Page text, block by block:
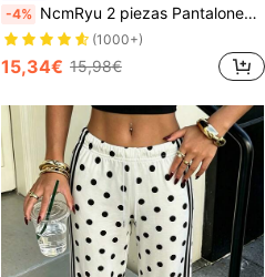
-4% NcmRyu 2 piezas Pantalones cortos de mujer de cintura alta, unicolor, elásticos y sin costuras, para yoga, fitness, deportes al aire libre y verano
(1000+)
15,34€ 15,98€